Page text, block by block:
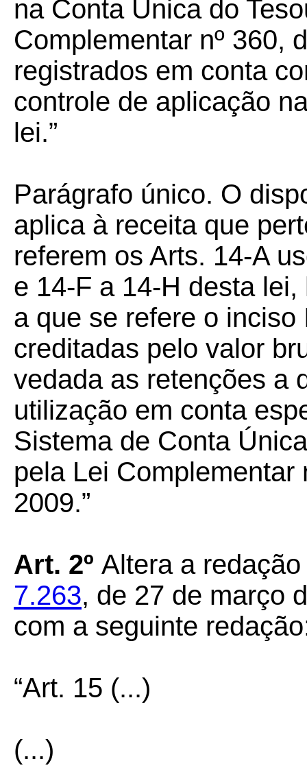
na Conta Única do
Complementar nº 360,
registrados em conta
controle de aplicação
lei.”
Parágrafo único. O
aplica à receita que
referem os Arts. 14-A
e 14-F a 14-H desta
a que se refere o inciso
creditadas pelo valor
vedada as retenções a
utilização em conta
Sistema de Conta
pela Lei Complementar
2009.”
Art. 2º Altera a
7.263, de 27 de março
com a seguinte
“Art. 15 (...)
(...)